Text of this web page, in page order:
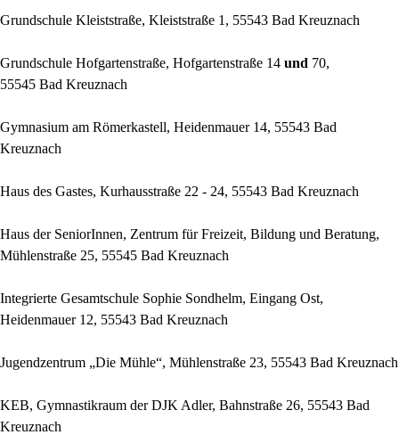
Grundschule Kleiststraße, Kleiststraße 1, 55543 Bad Kreuznach
Grundschule Hofgartenstraße, Hofgartenstraße 14 und 70,
55545 Bad Kreuznach
Gymnasium am Römerkastell, Heidenmauer 14, 55543 Bad
Kreuznach
Haus des Gastes, Kurhausstraße 22 - 24, 55543 Bad Kreuznach
Haus der SeniorInnen, Zentrum für Freizeit, Bildung und Beratung,
Mühlenstraße 25, 55545 Bad Kreuznach
Integrierte Gesamtschule Sophie Sondhelm, Eingang Ost,
Heidenmauer 12, 55543 Bad Kreuznach
Jugendzentrum „Die Mühle“, Mühlenstraße 23, 55543 Bad Kreuznach
KEB, Gymnastikraum der DJK Adler, Bahnstraße 26, 55543 Bad
Kreuznach